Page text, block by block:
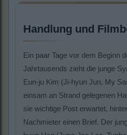
Handlung und
Ein paar Tage vor dem Beginn
Jahrtausends zieht die junge
Eun-ju Kim (Ji-hyun Jun, My
einsam an Strand gelegenen
sie wichtige Post erwartet,
Nachmieter einen Brief. Der